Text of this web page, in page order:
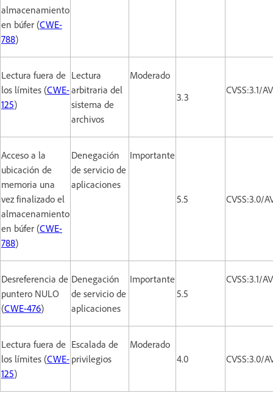
almacenamiento
en búfer (CWE-
788)
Lectura fuera de
los límites (CWE-
125)
Lectura
arbitraria del
sistema de
archivos
Moderado
3.3
CVSS:3.1/
Acceso a la
ubicación de
memoria una
vez finalizado el
almacenamiento
en búfer (CWE-
788)
Denegación
de servicio de
aplicaciones
Importante
5.5 CVSS:3.0/
Desreferencia de
puntero NULO
(CWE-476)
Denegación
de servicio de
aplicaciones
Importante
5.5
CVSS:3.1/
Lectura fuera de
los límites (CWE-
125)
Escalada de
privilegios
Moderado
4.0
CVSS:3.0/